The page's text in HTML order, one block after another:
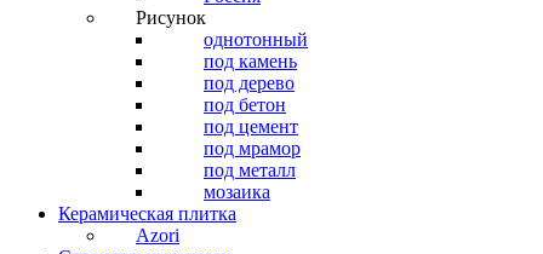
Рисунок
однотонный
под камень
под дерево
под бетон
под цемент
под мрамор
под металл
мозаика
Керамическая плитка
Azori